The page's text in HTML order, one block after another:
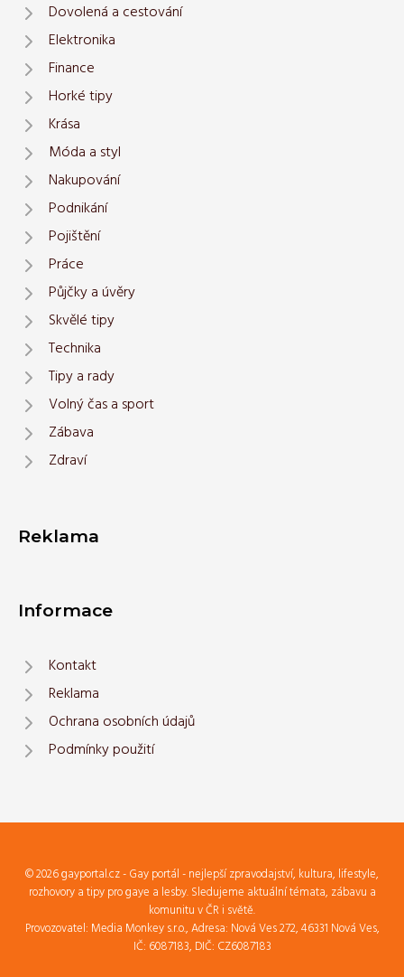
Dovolená a cestování
Elektronika
Finance
Horké tipy
Krása
Móda a styl
Nakupování
Podnikání
Pojištění
Práce
Půjčky a úvěry
Skvělé tipy
Technika
Tipy a rady
Volný čas a sport
Zábava
Zdraví
Reklama
Informace
Kontakt
Reklama
Ochrana osobních údajů
Podmínky použití
© 2026 gayportal.cz - Gay portál - nejlepší zpravodajství, kultura, lifestyle,
rozhovory a tipy pro gaye a lesby. Sledujeme aktuální témata, zábavu a
komunitu v ČR i světě.
Provozovatel: Media Monkey s.r.o., Adresa: Nová Ves 272, 46331 Nová Ves,
IČ: 6087183, DIČ: CZ6087183